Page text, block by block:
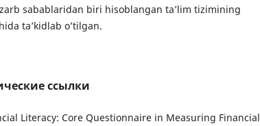
sabablaridan biri hisoblangan ta’lim tizimining
ta’kidlab o’tilgan.
ссылки
Literacy: Core Questionnaire in Measuring Financial